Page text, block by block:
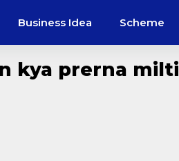
Business Idea Scheme
kya prerna milti